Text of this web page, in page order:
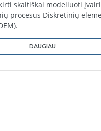
skaitiškai modeliuoti
procesus Diskretinių
DAUGIAU